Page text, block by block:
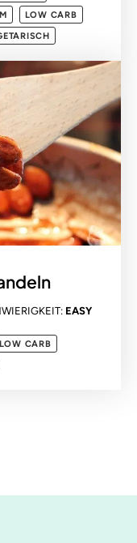
LOW CARB
EASY
LOW CARB